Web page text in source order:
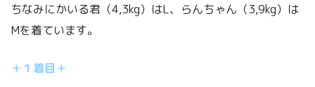
ちなみにかいる君（4,3kg）はL、らんちゃん（3,9kg）は
Mを着ています。
＋１着目＋